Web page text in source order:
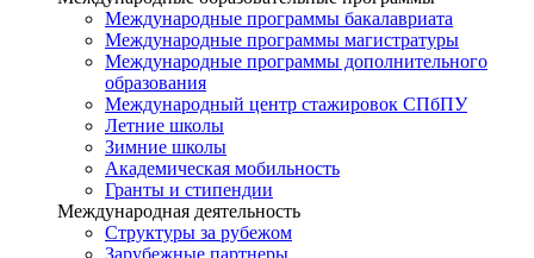
Международные программы бакалавриата
Международные программы магистратуры
Международные программы дополнительного
образования
Международный центр стажировок СПбПУ
Летние школы
Зимние школы
Академическая мобильность
Гранты и стипендии
Международная деятельность
Структуры за рубежом
Зарубежные партнеры